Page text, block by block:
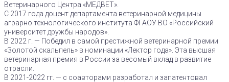
Ветеринарного Центра «МЕДВЕТ».
С 2017 года доцент департамента ветеринарной медицины
аграрно технологического института ФГАОУ ВО «Российский
университет дружбы народов».
В 2022 г. — Победил в самой престижной ветеринарной премии
«Золотой скальпель» в номинации «Лектор года». Эта высшая
ветеринарная премия в России за весомый вклад в развитие
отрасли.
В 2021-2022 гг. — с соавторами разработал и запатентовал